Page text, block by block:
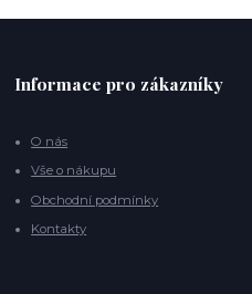
Informace pro zákazníky
O nás
Vše o nákupu
Obchodní podmínky
Kontakty